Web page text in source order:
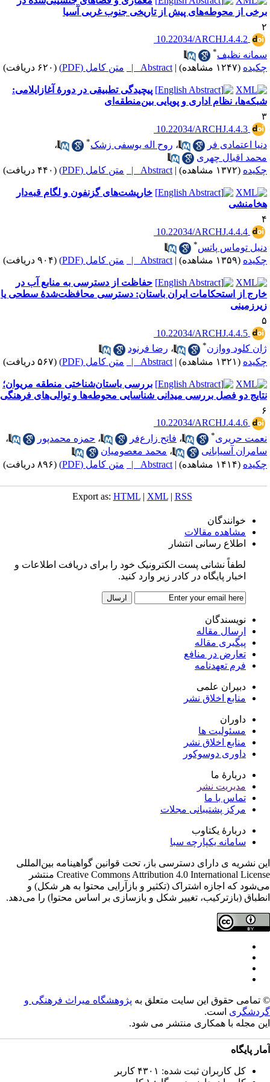
از محوطه‌های پیش از تاریخی جنوب غربی آسیا
‎ 10.22034/ARCHJ.4.4.2
نظیف
(۱۲۴۷ مشاهده) |
Abstract | متن کامل (PDF) (۶۲۰ دریافت)
پیچیدگی تطبیقی در دورۀ آغازایلامی:
نظام اداری و پویایی بین‌منطقه‌ای
‎ 10.22034/ARCHJ.4.4.3
اعتمادی فر
،روح اله یوسفی زشک*
،
اقبال چهری
(۱۳۷۲ مشاهده) |
Abstract | متن کامل (PDF) (۴۴۰ دریافت)
خارپشت‌های گزنفون و لگام قبه‌دار
‎ 10.22034/ARCHJ.4.4.4
توماس پاتس
(۱۳۵۹ مشاهده) |
Abstract | متن کامل (PDF) (۹۰۴ دریافت)
حفاظت از دسترسی به منابع آب در
از استحکامات ایران باستان: دسترسی محافظت‌شدهٔ سطحی یا
‎ 10.22034/ARCHJ.4.4.5
کلود ووازن * ،رضا فرنود
(۱۳۲۱ مشاهده) |
Abstract | متن کامل (PDF) (۵۶۷ دریافت)
بررسی باستان‌شناختی منطقه مریوان؛
دو فصل بررسی میدانی شناسایی محوطه‌ها و توالی‌های فرهنگی
‎ 10.22034/ARCHJ.4.4.6
حریری
،فاتح زارع‌فر ،حمزه محمدپور
،
آسیابانی
،محمد معصومیان
(۱۴۱۴ مشاهده) |
Abstract | متن کامل (PDF) (۸۹۶ دریافت)
Export as:HTML |XML |RSS
خوانندگان
مشاهده مقالات
اطلاع رسانی انتشار
لطفاً نشانی پست الکترونیک خود را برای دریافت اطلاعات و
اخبار پایگاه در کادر زیر وارد کنید.
نویسندگان
ارسال مقاله
پیگیری مقاله
تعارض در منافع
فرم تعهدنامه
دبیران علمی
منابع اخلاق نشر
داوران
مسئولیت ها
منابع اخلاق نشر
داوری دوسوکور
دربارۀ ما
مدیریت نشر
تماس با ما
مرکز پشتیبانی مجلات
دربارۀ یکتاوب
سامانه یکپارچه سبا
نشریه ی دارای دسترسی باز، تحت قوانین گواهینامه بین‌المللی
Creative Commons Attribution 4.0 International License منتشر
که اجازه اشتراک (تکثیر و بازآرایی محتوا به هر شکل) و
(بازترکیب، تغییر شکل و بازسازی بر اساس محتوا) را می‌دهد.
تمامی حقوق این سایت متعلق بهپژوهشگاه میراث فرهنگی و
است.
مجله با همکاریمنتشر می شود.
پایگاه
کل کاربران ثبت شده: ۴۳۰۱ کاربر